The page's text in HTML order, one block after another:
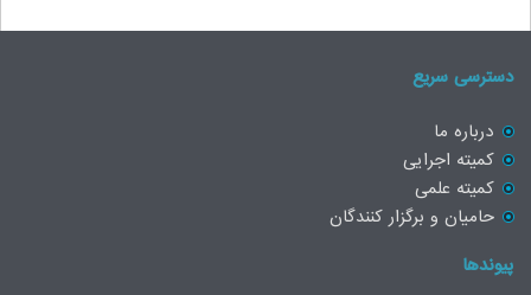
دسترسی سریع
درباره ما
کمیته اجرایی
کمیته علمی
حامیان و برگزار کنندگان
پیوندها